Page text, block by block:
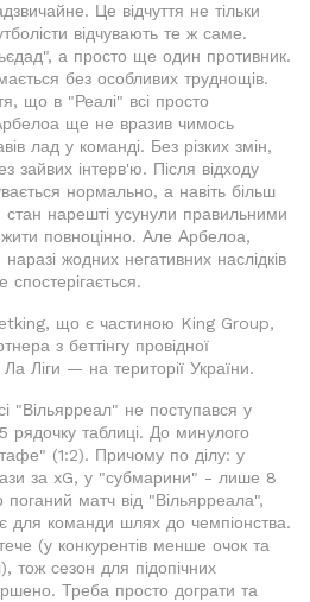
Це відчуття не тільки
відчувають те ж саме.
а просто ще один противник.
без особливих труднощів.
що в "Реалі" всі просто
ще не вразив чимось
лад у команді. Без різких змін,
зайвих інтерв'ю. Після відходу
нормально, а навіть більш
нарешті усунули правильними
повноцінно. Але Арбелоа,
жодних негативних наслідків
що є частиною King Group,
з беттінгу провідної
Ліги — на території України.
"Вільярреал" не поступався у
рядочку таблиці. До минулого
(1:2). Причому по ділу: у
за xG, у "субмарини" - лише 8
матч від "Вільярреала",
для команди шлях до чемпіонства.
(у конкурентів менше очок та
тож сезон для підопічних
Треба просто дограти та